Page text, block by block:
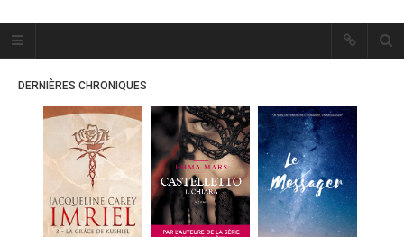
Plume Bleue
« Les mots sont les passants
« Les mots sont les passants
mystérieux de l’âme. »
ACCUEIL
LES PLUMES
DERNIÈRES CHRONIQUES